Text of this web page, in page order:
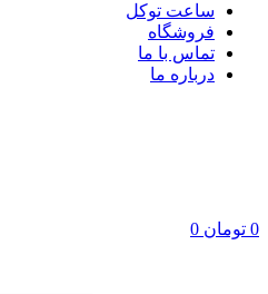
ساعت توکل
فروشگاه
تماس با ما
درباره ما
0 تومان 0